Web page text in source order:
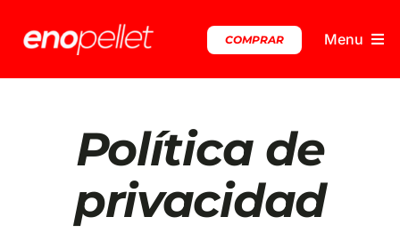
COMPRAR Menu
VENTAJAS ENOPELLET
LA ALCOHOLERA
Política de
privacidad